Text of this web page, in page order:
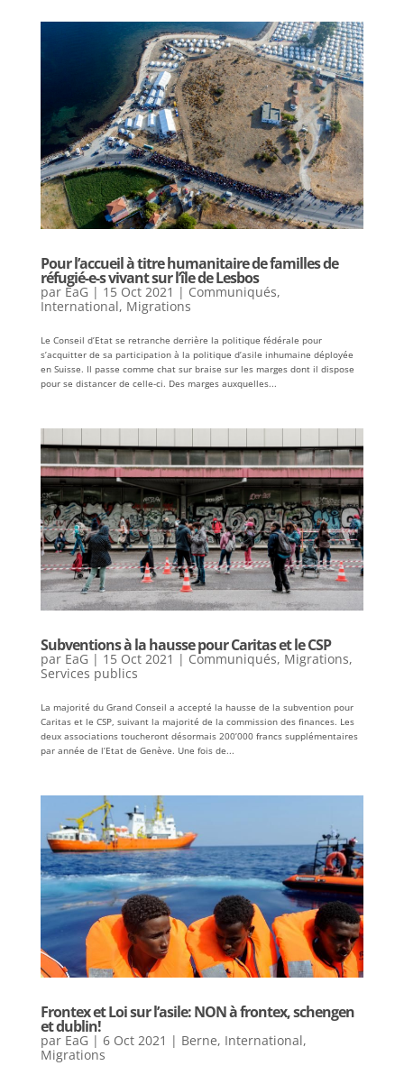
Pour l’accueil à titre humanitaire de familles de
réfugié-e-s vivant sur l’île de Lesbos
par EaG | 15 Oct 2021 | Communiqués,
International, Migrations
Le Conseil d’Etat se retranche derrière la politique fédérale pour
s’acquitter de sa participation à la politique d’asile inhumaine déployée
en Suisse. Il passe comme chat sur braise sur les marges dont il dispose
pour se distancer de celle-ci. Des marges auxquelles...
Subventions à la hausse pour Caritas et le CSP
par EaG | 15 Oct 2021 | Communiqués, Migrations,
Services publics
La majorité du Grand Conseil a accepté la hausse de la subvention pour
Caritas et le CSP, suivant la majorité de la commission des finances. Les
deux associations toucheront désormais 200’000 francs supplémentaires
par année de l’Etat de Genève. Une fois de...
Frontex et Loi sur l’asile: NON à frontex, schengen
et dublin!
par EaG | 6 Oct 2021 | Berne, International,
Migrations